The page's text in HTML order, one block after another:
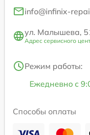
info@infinix-
ул. Малышева,
Адрес сервисного
Режим работы:
Ежедневно с
Способы оплаты